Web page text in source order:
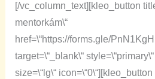
[/vc_column_text][kleo_button
mentorkám\“
href=\“https://forms.gle/
target=\“_blank\“
size=\“lg\“
koronaviru